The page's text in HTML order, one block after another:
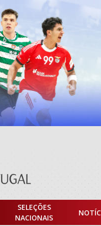
SELEÇÕES
NACIONAIS